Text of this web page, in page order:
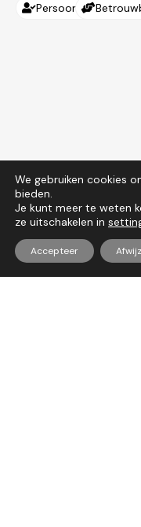
Persoonlijk
We gebruiken cookies
bieden.
Je kunt meer te weten
ze uitschakelen in
Accepteer